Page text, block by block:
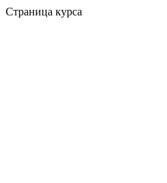
Страница курса